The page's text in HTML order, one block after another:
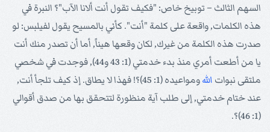
السهم الثالث – توبيخ خاص: "فكيف تقول أنت ألانا الآب"؟ النبرة في
هذه الكلمات, واقعة على كلمة "أنت". كأني بالمسيح يقول لفيلبس: لو
صدرت هذه الكلمة من غيرك, لكان وقعها هيناً, أما أن تصدر منك أنت
يا من أطعت أمري منذ بدء خدمتي (1: 43 و44), فوجدت في شخصي
ملتقى نبوات الله
ومواعيده (1: 45)؟! فهذا لا يطاق. إذ كيف تلجأ أنت,
عند ختام خدمتي, إلى طلب آية منظورة لتتحقق بها من صدق أقوالي
(1: 46)؟.